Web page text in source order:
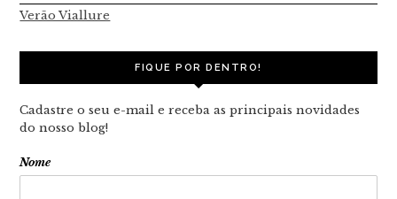
Verão Viallure
FIQUE POR DENTRO!
Cadastre o seu e-mail e receba as principais novidades
do nosso blog!
Nome